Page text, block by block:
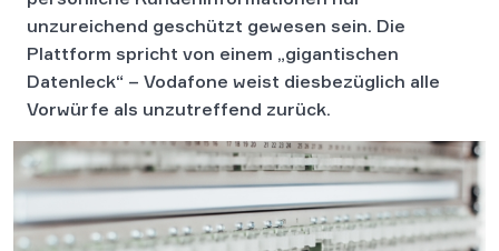
unzureichend geschützt gewesen sein. Die
Plattform spricht von einem „gigantischen
Datenleck“ – Vodafone weist diesbezüglich alle
Vorwürfe als unzutreffend zurück.